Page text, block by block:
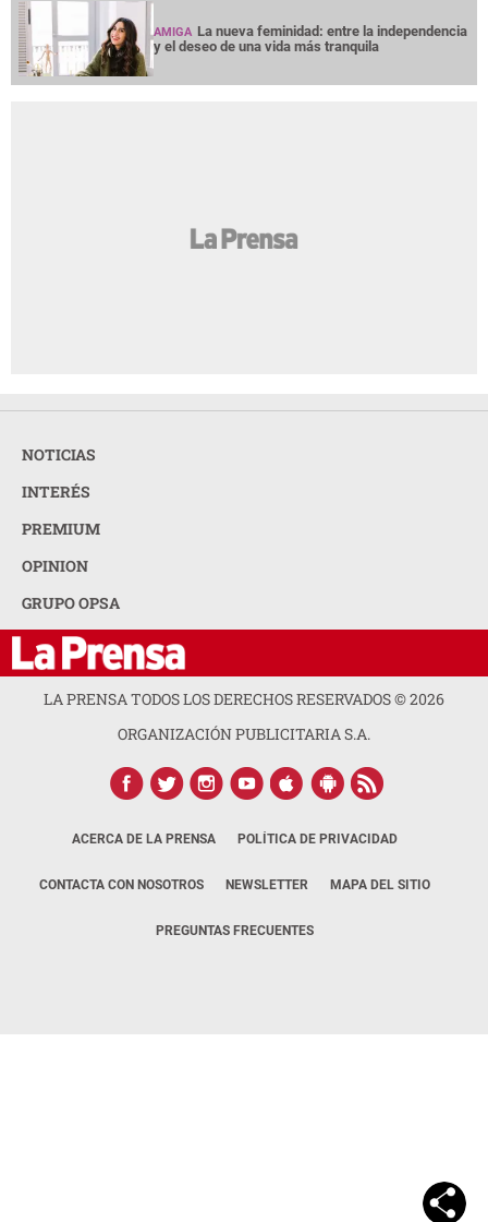
AMIGA La nueva feminidad: entre la independencia
y el deseo de una vida más tranquila
NOTICIAS
INTERÉS
PREMIUM
OPINION
GRUPO OPSA
LA PRENSA TODOS LOS DERECHOS RESERVADOS ©2026
ORGANIZACIÓN PUBLICITARIA S.A.
ACERCA DE LA PRENSA POLÍTICA DE PRIVACIDAD
CONTACTA CON NOSOTROS NEWSLETTER MAPA DEL SITIO
PREGUNTAS FRECUENTES